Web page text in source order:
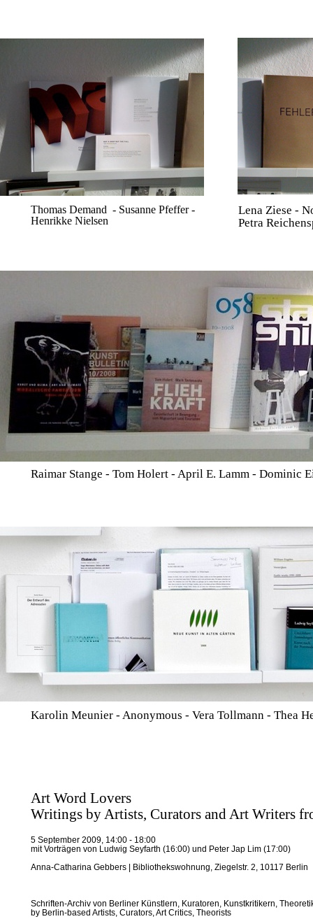
Art Word Lovers
Writings by Artists, Curators and Art Writers
5 September 2009, 14:00 - 18:00
mit Vorträgen von Ludwig Seyfarth (16:00) und Peter Jap Lim (17:00)
Anna-Catharina Gebbers | Bibliothekswohnung, Ziegelstr. 2, 10117 Berlin
Schriften-Archiv von Berliner Künstlern, Kuratoren, Kunstkritikern,
by Berlin-based Artists, Curators, Art Critics, Theorists
Thomas Demand - Susanne Pfeffer -
Henrikke Nielsen
Lena Ziese -
Petra
Raimar Stange - Tom Holert - April E. Lamm - Dominic
Karolin Meunier - Anonymous - Vera Tollmann - Thea